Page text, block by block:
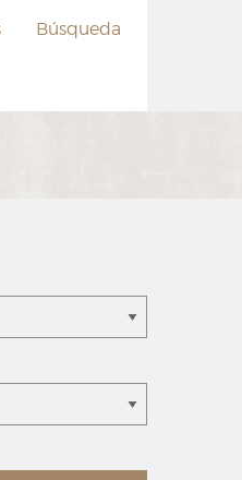
Búsqueda